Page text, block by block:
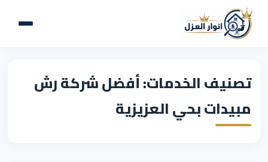
تصنيف الخدمات: أفضل شركة رش
مبيدات بحي العزيزية